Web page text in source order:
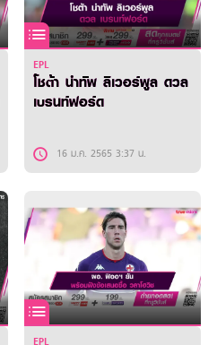
EPL
โชต้า นำทัพ ลิเวอร์พูล ดวล
เบรนท์ฟอร์ด
16 ม.ค. 2565 3:37 น.
EPL